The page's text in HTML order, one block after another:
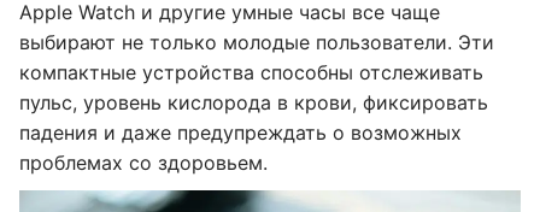
Apple Watch и другие умные часы все чаще
выбирают не только молодые пользователи. Эти
компактные устройства способны отслеживать
пульс, уровень кислорода в крови, фиксировать
падения и даже предупреждать о возможных
проблемах со здоровьем.